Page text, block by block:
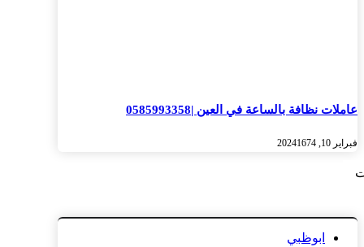
عاملات نظافة بالساعة في العين |0585993358
فبراير 10, 2024 1674
ابوظبي